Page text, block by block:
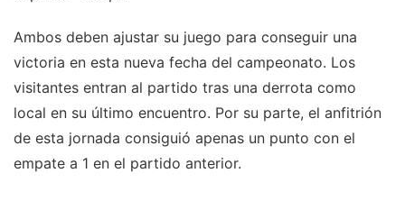
Ambos deben ajustar su juego para conseguir una
victoria en esta nueva fecha del campeonato. Los
visitantes entran al partido tras una derrota como
local en su último encuentro. Por su parte, el anfitrión
de esta jornada consiguió apenas un punto con el
empate a 1 en el partido anterior.